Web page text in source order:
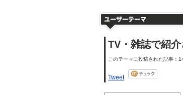
TV・雑誌で紹
このテーマに投稿された記事：
Tweet